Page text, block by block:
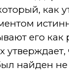
как
его как
утверждает,
найден не